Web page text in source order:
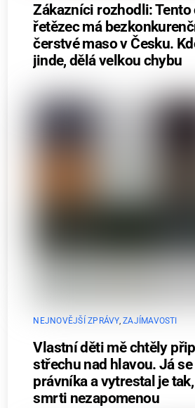
Zákazníci rozhodli:
řetězec má
čerstvé maso v Česku.
jinde, dělá velkou chybu
NEJNOVĚJŠÍ ZPRÁVY,ZAJÍMAVOSTI
Vlastní děti mě chtěly
střechu nad hlavou. Já se
právníka a vytrestal je
smrti nezapomenou